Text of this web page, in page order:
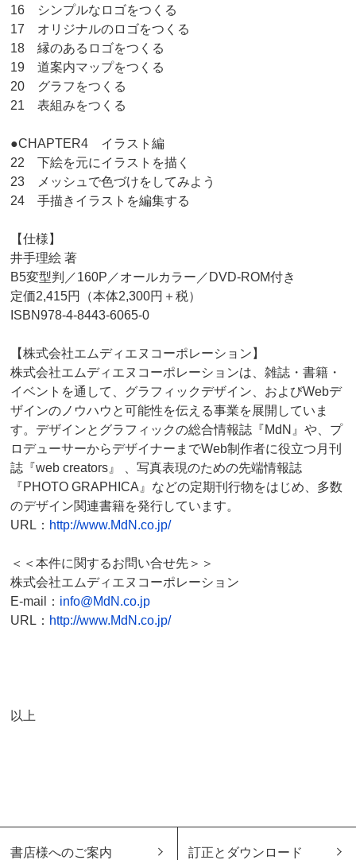
16 シンプルなロゴをつくる
17 オリジナルのロゴをつくる
18 縁のあるロゴをつくる
19 道案内マップをつくる
20 グラフをつくる
21 表組みをつくる
●CHAPTER4 イラスト編
22 下絵を元にイラストを描く
23 メッシュで色づけをしてみよう
24 手描きイラストを編集する
【仕様】
井手理絵 著
B5変型判／160P／オールカラー／DVD-ROM付き
定価2,415円（本体2,300円＋税）
ISBN978-4-8443-6065-0
【株式会社エムディエヌコーポレーション】
株式会社エムディエヌコーポレーションは、雑誌・書籍・
イベントを通して、グラフィックデザイン、およびWebデ
ザインのノウハウと可能性を伝える事業を展開していま
す。デザインとグラフィックの総合情報誌『MdN』や、プ
ロデューサーからデザイナーまでWeb制作者に役立つ月刊
誌『web creators』 、写真表現のための先端情報誌
『PHOTO GRAPHICA』などの定期刊行物をはじめ、多数
のデザイン関連書籍を発行しています。
URL： http://www.MdN.co.jp/
＜＜本件に関するお問い合せ先＞＞
株式会社エムディエヌコーポレーション
E-mail： info@MdN.co.jp
URL： http://www.MdN.co.jp/
以上
書店様へのご案内 訂正とダウンロード